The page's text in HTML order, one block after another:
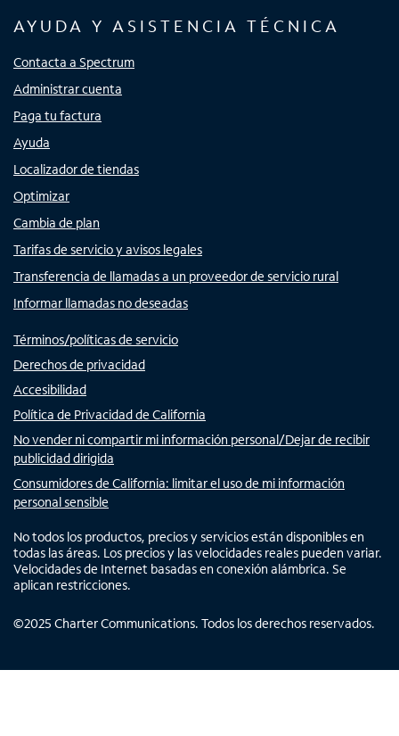
AYUDA Y ASISTENCIA TÉCNICA
Contacta a Spectrum
Administrar cuenta
Paga tu factura
Ayuda
Localizador de tiendas
Optimizar
Cambia de plan
Tarifas de servicio y avisos legales
Transferencia de llamadas a un proveedor de servicio rural
Informar llamadas no deseadas
Términos/políticas de servicio
Derechos de privacidad
Accesibilidad
Política de Privacidad de California
No vender ni compartir mi información personal/Dejar de recibir
publicidad dirigida
Consumidores de California: limitar el uso de mi información
personal sensible
No todos los productos, precios y servicios están disponibles en
todas las áreas. Los precios y las velocidades reales pueden variar.
Velocidades de Internet basadas en conexión alámbrica. Se
aplican restricciones.
©2025 Charter Communications. Todos los derechos reservados.